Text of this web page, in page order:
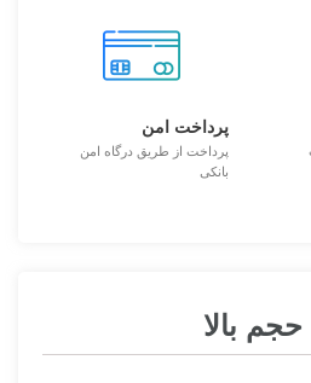
پرداخت امن
پرداخت از طریق درگاه امن
بانکی
بالا